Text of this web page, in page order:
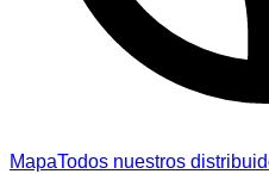
MapaTodos nuestros